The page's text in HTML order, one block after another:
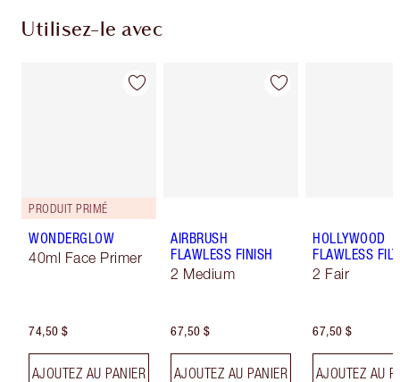
Utilisez-le avec
PRODUIT PRIMÉ
WONDERGLOW
40ml Face Primer
74,50 $
AJOUTEZ AU PANIER
AIRBRUSH
FLAWLESS FINISH
2 Medium
67,50 $
AJOUTEZ AU PANIER
HOLLYWOOD
FLAWLESS
2 Fair
67,50 $
AJOUTEZ AU